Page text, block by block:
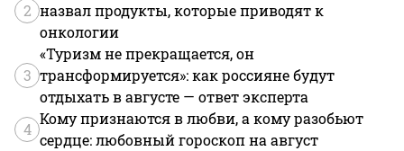
2 назвал продукты, которые приводят к
онкологии
3
«Туризм не прекращается, он
трансформируется»: как россияне будут
отдыхать в августе — ответ эксперта
4
Кому признаются в любви, а кому разобьют
сердце: любовный гороскоп на август